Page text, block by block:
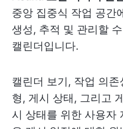
중앙 집중식 작업 공간
생성, 추적 및 관리할
캘린더입니다.
캘린더 보기, 작업 의
형, 게시 상태, 그리고
시 상태를 위한 사용자